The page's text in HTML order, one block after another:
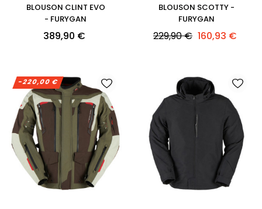
BLOUSON CLINT EVO
- FURYGAN
Prix
389,90 €
BLOUSON SCOTTY -
FURYGAN
Prix
229,90 € Prix
160,93 €
-220,00 €